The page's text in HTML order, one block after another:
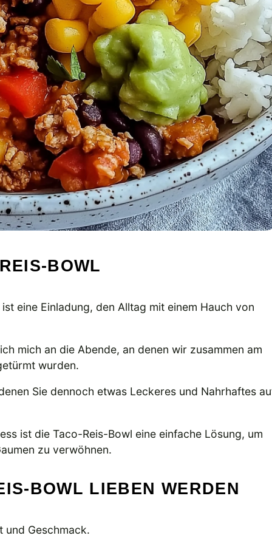
BOWL
eine Einladung, den Alltag mit einem Hauch von
mich an die Abende, an denen wir zusammen am
wurden.
Sie dennoch etwas Leckeres und Nahrhaftes
ist die Taco-Reis-Bowl eine einfache Lösung, um
zu verwöhnen.
BOWL LIEBEN WERDEN
und Geschmack.